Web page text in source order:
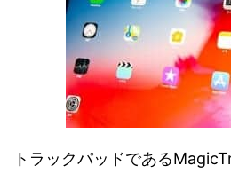
トラックパッドである